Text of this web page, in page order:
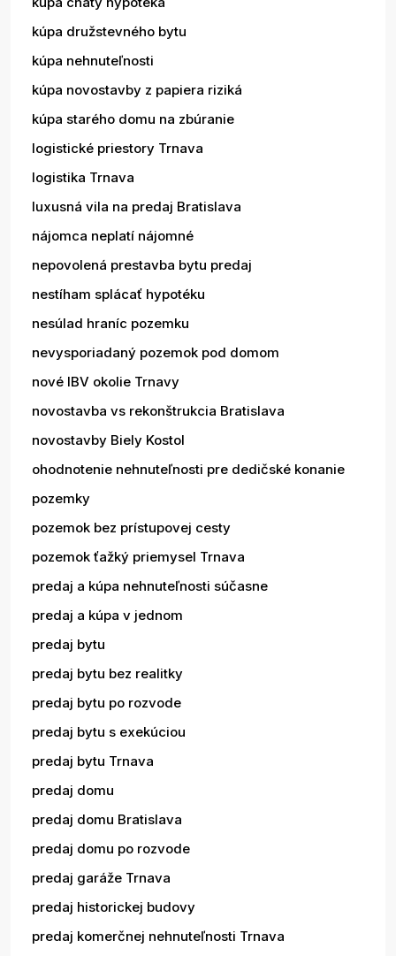
kúpa družstevného bytu
kúpa nehnuteľnosti
kúpa novostavby z papiera riziká
kúpa starého domu na zbúranie
logistické priestory Trnava
logistika Trnava
luxusná vila na predaj Bratislava
nájomca neplatí nájomné
nepovolená prestavba bytu predaj
nestíham splácať hypotéku
nesúlad hraníc pozemku
nevysporiadaný pozemok pod domom
nové IBV okolie Trnavy
novostavba vs rekonštrukcia Bratislava
novostavby Biely Kostol
ohodnotenie nehnuteľnosti pre dedičské konanie
pozemky
pozemok bez prístupovej cesty
pozemok ťažký priemysel Trnava
predaj a kúpa nehnuteľnosti súčasne
predaj a kúpa v jednom
predaj bytu
predaj bytu bez realitky
predaj bytu po rozvode
predaj bytu s exekúciou
predaj bytu Trnava
predaj domu
predaj domu Bratislava
predaj domu po rozvode
predaj garáže Trnava
predaj historickej budovy
predaj komerčnej nehnuteľnosti Trnava